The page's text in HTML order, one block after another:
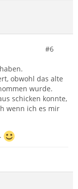
#6
obwohl das alte
wurde.
schicken konnte,
wenn ich es mir